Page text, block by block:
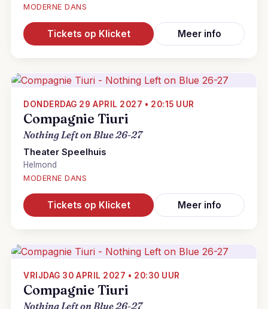
MODERNE DANS
Tickets op Klicket Meer info
DONDERDAG 29 APRIL 2027 • 20:15 UUR
Compagnie Tiuri
Nothing Left on Blue 26-27
Theater Speelhuis
Helmond
MODERNE DANS
Tickets op Klicket Meer info
VRIJDAG 30 APRIL 2027 • 20:30 UUR
Compagnie Tiuri
Nothing Left on Blue 26-27